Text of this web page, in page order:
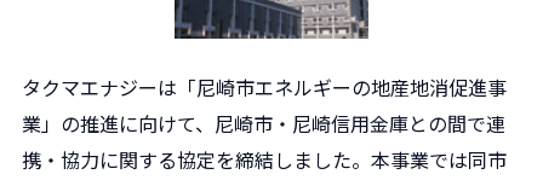
タクマエナジーは「尼崎市エネルギーの地産地消促進事
業」の推進に向けて、尼崎市・尼崎信用金庫との間で連
携・協力に関する協定を締結しました。本事業では同市